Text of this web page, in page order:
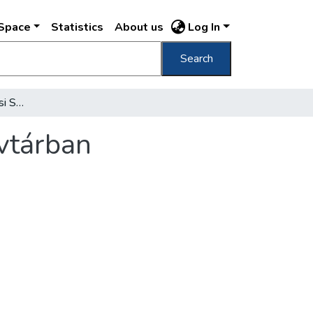
Statistics About us Log In
Search
Műszaki ankét a Fővárosi Szabó Ervin Könyvtárban